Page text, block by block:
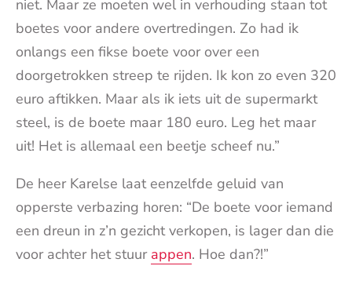
niet. Maar ze moeten wel in verhouding staan tot
boetes voor andere overtredingen. Zo had ik
onlangs een fikse boete voor over een
doorgetrokken streep te rijden. Ik kon zo even 320
euro aftikken. Maar als ik iets uit de supermarkt
steel, is de boete maar 180 euro. Leg het maar
uit! Het is allemaal een beetje scheef nu.”
De heer Karelse laat eenzelfde geluid van
opperste verbazing horen: “De boete voor iemand
een dreun in z’n gezicht verkopen, is lager dan die
voor achter het stuur appen. Hoe dan?!”